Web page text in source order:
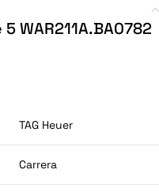
WAR211A.BA0782
TAG Heuer
Carrera